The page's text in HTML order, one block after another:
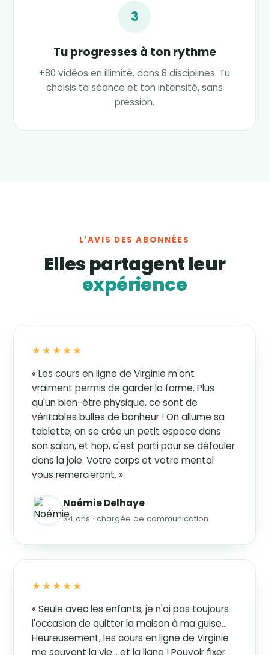
3
Tu progresses à ton rythme
+80 vidéos en illimité, dans 8 disciplines. Tu
choisis ta séance et ton intensité, sans
pression.
L'AVIS DES ABONNÉES
Elles partagent leur
expérience
★★★★★
« Les cours en ligne de Virginie m'ont
vraiment permis de garder la forme. Plus
qu'un bien-être physique, ce sont de
véritables bulles de bonheur ! On allume sa
tablette, on se crée un petit espace dans
son salon, et hop, c'est parti pour se défouler
dans la joie. Votre corps et votre mental
vous remercieront. »
Noémie Delhaye
34 ans · chargée de communication
★★★★★
« Seule avec les enfants, je n'ai pas toujours
l'occasion de quitter la maison à ma guise…
Heureusement, les cours en ligne de Virginie